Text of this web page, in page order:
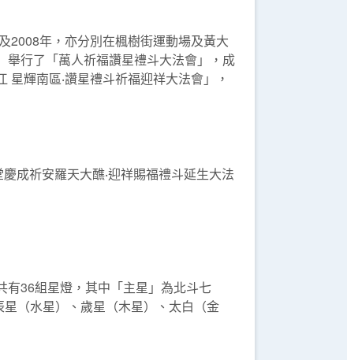
2008年，亦分別在楓樹街運動場及黃大
行了「萬人祈福讚星禮斗大法會」，成
輝南區‧讚星禮斗祈福迎祥大法會」，
成祈安羅天大醮‧迎祥賜福禮斗延生大法
有36組星燈，其中「主星」為北斗七
（水星）、歲星（木星）、太白（金